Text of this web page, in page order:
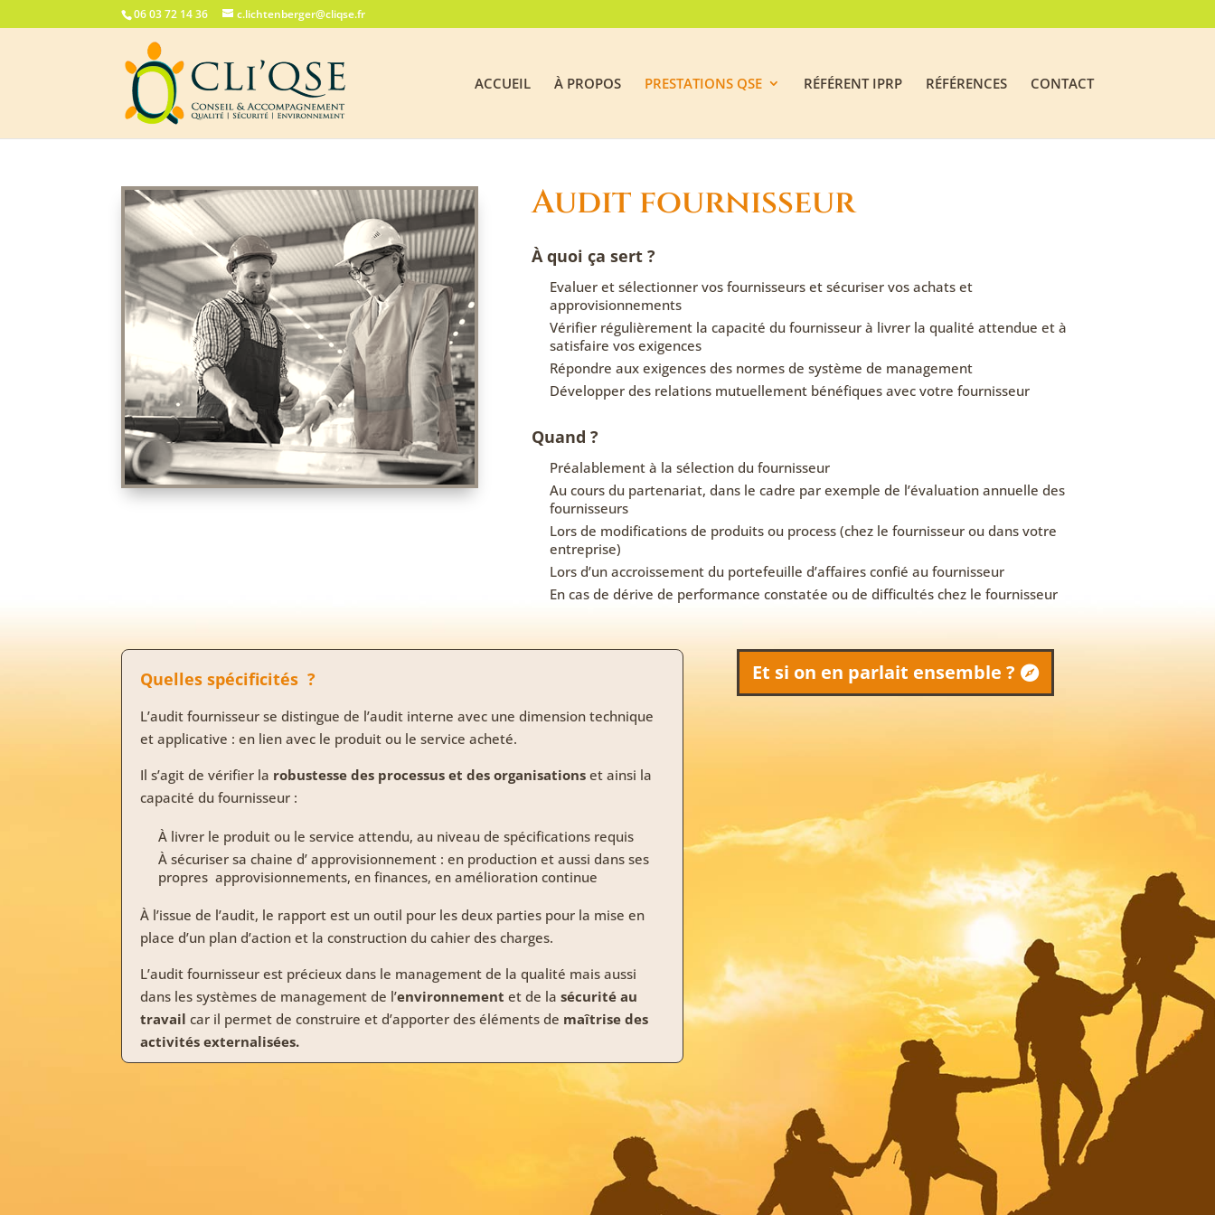
06 03 72 14 36 c.lichtenberger@cliqse.fr
ACCUEIL À PROPOS PRESTATIONS QSE RÉFÉRENT IPRP RÉFÉRENCES CONTACT
Audit fournisseur
À quoi ça sert ?
Evaluer et sélectionner vos fournisseurs et sécuriser vos achats et
approvisionnements
Vérifier régulièrement la capacité du fournisseur à livrer la qualité attendue et à
satisfaire vos exigences
Répondre aux exigences des normes de système de management
Développer des relations mutuellement bénéfiques avec votre fournisseur
Quand ?
Préalablement à la sélection du fournisseur
Au cours du partenariat, dans le cadre par exemple de l’évaluation annuelle des
fournisseurs
Lors de modifications de produits ou process (chez le fournisseur ou dans votre
entreprise)
Lors d’un accroissement du portefeuille d’affaires confié au fournisseur
En cas de dérive de performance constatée ou de difficultés chez le fournisseur
Quelles spécificités ?
L’audit fournisseur se distingue de l’audit interne avec une dimension technique
et applicative : en lien avec le produit ou le service acheté.
Il s’agit de vérifier la robustesse des processus et des organisations et ainsi la
capacité du fournisseur :
À livrer le produit ou le service attendu, au niveau de spécifications requis
À sécuriser sa chaine d’ approvisionnement : en production et aussi dans ses
propres approvisionnements, en finances, en amélioration continue
À l’issue de l’audit, le rapport est un outil pour les deux parties pour la mise en
place d’un plan d’action et la construction du cahier des charges.
L’audit fournisseur est précieux dans le management de la qualité mais aussi
dans les systèmes de management de l’environnement et de lasécurité au
travail car il permet de construire et d’apporter des éléments de maîtrise des
activités externalisées.
Et si on en parlait ensemble ?